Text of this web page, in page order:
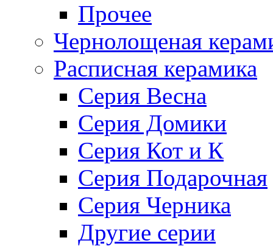
Прочее
Чернолощеная
Расписная керамика
Серия Весна
Серия Домики
Серия Кот и К
Серия Подарочная
Серия Черника
Другие серии